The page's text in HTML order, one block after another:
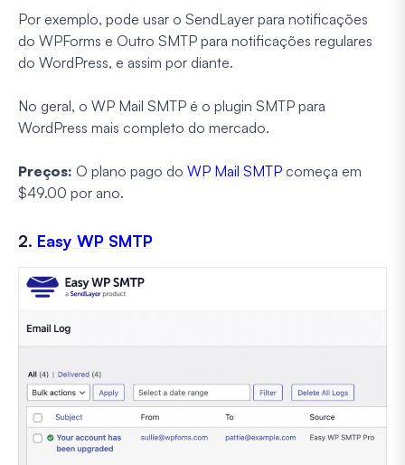
Por exemplo, pode usar o SendLayer para notificações
do WPForms e Outro SMTP para notificações regulares
do WordPress, e assim por diante.
No geral, o WP Mail SMTP é o plugin SMTP para
WordPress mais completo do mercado.
Preços: O plano pago do WP Mail SMTP começa em
$49.00 por ano.
2. Easy WP SMTP